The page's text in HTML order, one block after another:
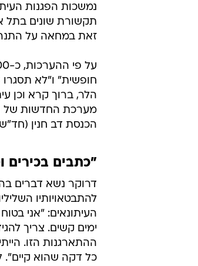
נמשכות הפגנות
תקשורת שונים בתל
זאת במחאה על
הלר, ברוך קרא וכן
מערכת החדשות של
הכנסת דב חנין
"כתבים בכירים
דרוקר נשא דברים
להתבטאויותיו
העיתונאים: "אני
ימים קשים. צריך
ההתארגנות הזו.
כל דקה שהוא קיים".